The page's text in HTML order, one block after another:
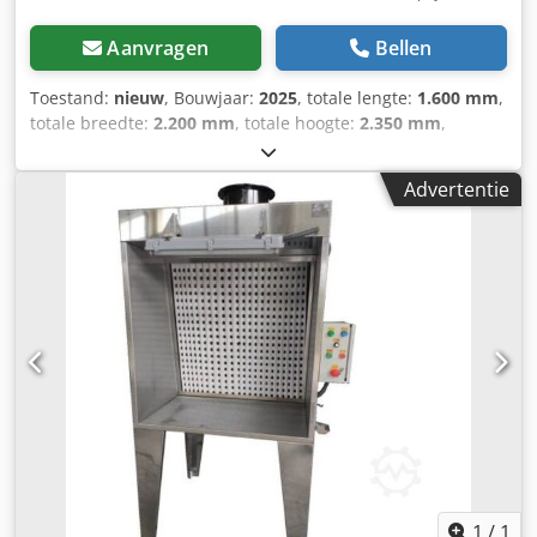
Aanvragen Bellen
Toestand: nieuw, Bouwjaar: 2025, totale lengte: 1.600 mm,
totale breedte: 2.200 mm, totale hoogte: 2.350 mm,
, type ingangsstroom:
werkbreedte:1.400 mm, spuitcabine, verfwand, afzuiging
TQN1414 Met uitworp naar rechts of links.
Werkafmetingen (mm): 1400 (B) x 1400 (H) x 800 (D) Totale
afmetingen (mm): 1600 (B) x 2350 (H) x 1250 D
SPECIFICATIE: • Ventilatorvermogen 1,5 kW, • Capaciteit
6.500 m³/u, • 2 x 100% polyesterfilters • Filtratiegraad van
99,9%, • IP 66 bedieningspaneel, • Automatische
filterreiniging • Hermetische verlichting IP 65. •
Inktreservoir Hut direct beschikbaar (voorraadstatus) KIES
VOOR BUMEX SP. Z O.O. Er worden machines van zeer
hoge kwaliteit op de markt aangeboden. Professioneel
advies en service. Cjdsd S N I Njpfx Agusha Garantie.
Garantie en service na de garantie. Volledige technische
documentatie. 100% tevredenheid van onze klanten. Alle
producten van het merk BUMEX SP. Z O.O. zijn EC-
Advertentie
1 / 1